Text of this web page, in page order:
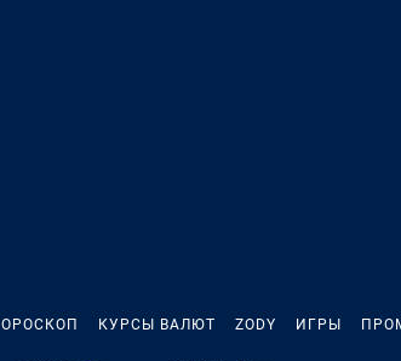
КУРСЫ ВАЛЮТ ZODY ИГРЫ